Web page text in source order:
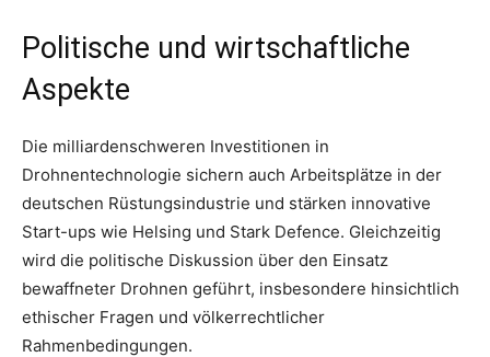
Politische und wirtschaftliche
Aspekte
Die milliardenschweren Investitionen in
Drohnentechnologie sichern auch Arbeitsplätze in der
deutschen Rüstungsindustrie und stärken innovative
Start-ups wie Helsing und Stark Defence. Gleichzeitig
wird die politische Diskussion über den Einsatz
bewaffneter Drohnen geführt, insbesondere hinsichtlich
ethischer Fragen und völkerrechtlicher
Rahmenbedingungen.